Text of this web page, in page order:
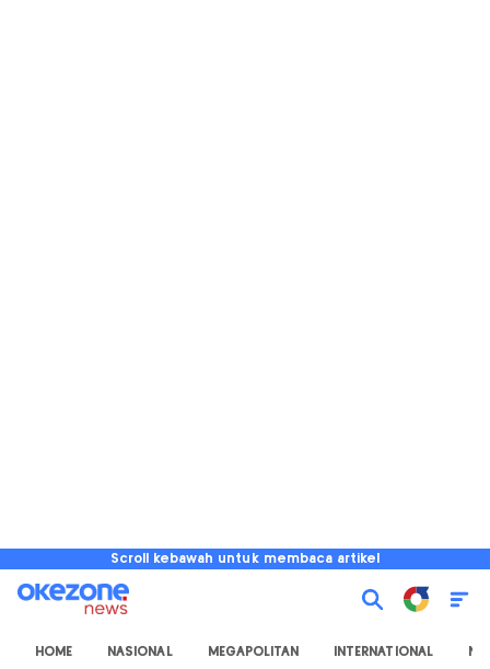
Scroll kebawah untuk membaca artikel
HOME NASIONAL MEGAPOLITAN INTERNATIONAL